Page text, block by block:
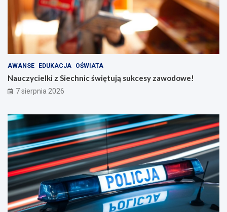
AWANSE EDUKACJA OŚWIATA
Nauczycielki z Siechnic świętują sukcesy zawodowe!
7 sierpnia 2026